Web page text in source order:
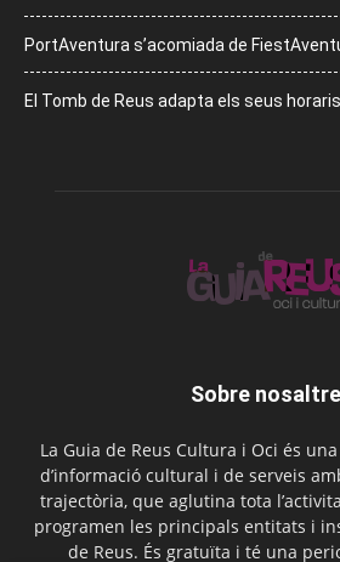
PortAventura s’acomiada de
El Tomb de Reus adapta els seus
Sobre
La Guia de Reus Cultura i Oci és
d’informació cultural i de serveis
trajectòria, que aglutina tota
programen les principals entitats i
de Reus. És gratuïta i té una